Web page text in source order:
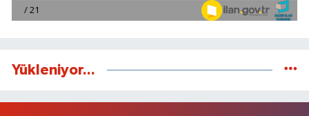
Yükleniyor...